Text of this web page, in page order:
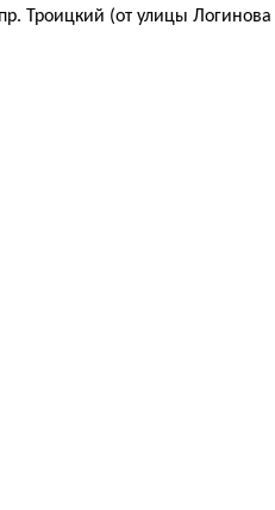
Троицкий (от улицы